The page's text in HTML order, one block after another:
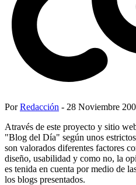
PorRedacción - 28 Noviembre
Através de este proyecto y sitio
"Blog del Día" según unos
son valorados diferentes factores
diseño, usabilidad y como no, la
es tenida en cuenta por medio de
los blogs presentados.